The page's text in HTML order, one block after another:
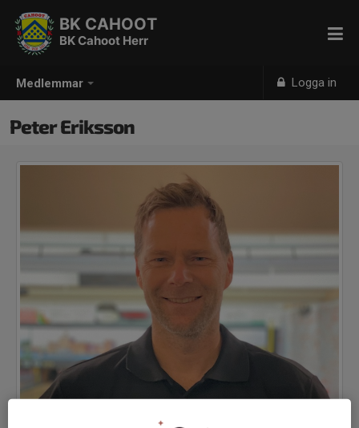
Medlemmar Logga in
BK CAHOOT
BK Cahoot Herr
Peter Eriksson